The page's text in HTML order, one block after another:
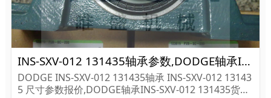
INS-SXV-012 131435轴承参数,DODGE轴承INS-SXV-012 131435重量
DODGE INS-SXV-012 131435轴承 INS-SXV-012 13143
5 尺寸参数报价,DODGE轴承INS-SXV-012 131435货期